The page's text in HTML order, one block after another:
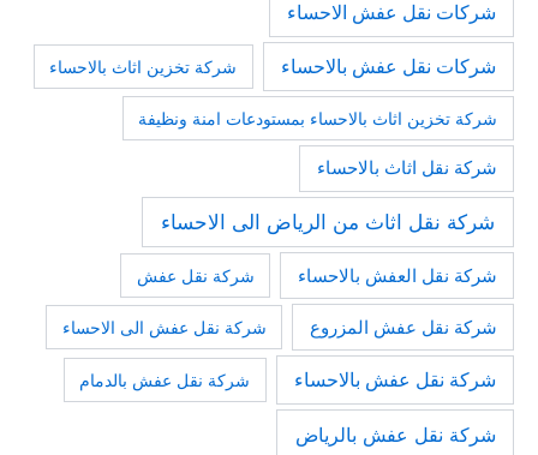
شركات نقل عفش الاحساء
شركات نقل عفش بالاحساء شركة تخزين اثاث بالاحساء
شركة تخزين اثاث بالاحساء بمستودعات امنة ونظيفة
شركة نقل اثاث بالاحساء
شركة نقل اثاث من الرياض الى الاحساء
شركة نقل العفش بالاحساء شركة نقل عفش
شركة نقل عفش المزروع شركة نقل عفش الى الاحساء
شركة نقل عفش بالاحساء شركة نقل عفش بالدمام
شركة نقل عفش بالرياض